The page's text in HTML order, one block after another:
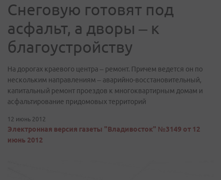
Снеговую готовят под
асфальт, а дворы – к
благоустройству
На дорогах краевого центра – ремонт. Причем ведется он по
нескольким направлениям – аварийно-восстановительный,
капитальный ремонт проездов к многоквартирным домам и
асфальтирование придомовых территорий
12 июнь 2012
Электронная версия газеты "Владивосток" №3149 от 12
июнь 2012